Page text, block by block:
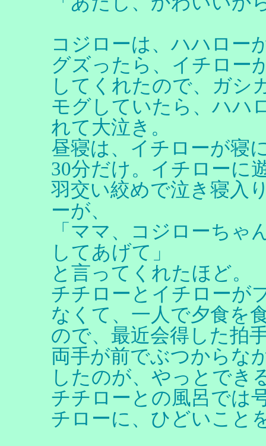
コジローは、ハハロー
グズったら、イチロー
してくれたので、ガシ
モグしていたら、ハハ
れて大泣き。
昼寝は、イチローが寝
30分だけ。イチローに
羽交い絞めで泣き寝入
ーが、
「ママ、コジローちゃ
してあげて」
と言ってくれたほど。
チチローとイチローが
なくて、一人で夕食を
ので、最近会得した拍
両手が前でぶつからな
したのが、やっとでき
チチローとの風呂では
チローに、ひどいこと